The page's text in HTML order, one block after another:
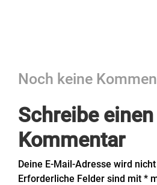
Noch keine
Schreibe einen
Kommentar
Deine E-Mail-Adresse wird
Erforderliche Felder sind mit *